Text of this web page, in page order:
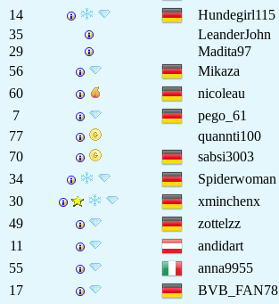
14
Hundegirl115
35
LeanderJohn
29
Madita97
56
Mikaza
60
nicoleau
7
pego_61
77
quannti100
70
sabsi3003
34
Spiderwoman
30
xminchenx
49
zottelzz
11
andidart
55
anna9955
17
BVB_FAN78